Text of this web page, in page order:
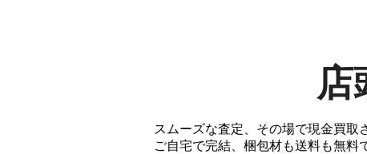
店
スムーズな査定、その場で現金買取
ご自宅で完結、梱包材も送料も無